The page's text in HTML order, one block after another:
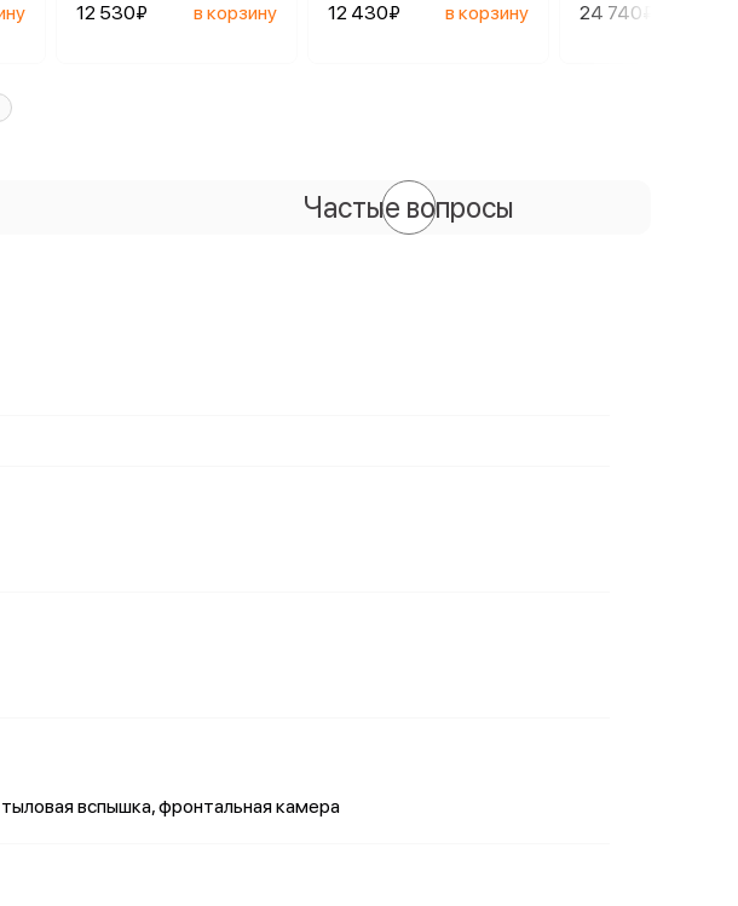
12 530₽ в корзину 12 430₽ в корзину
24 740₽
Частые вопросы
вспышка, фронтальная камера